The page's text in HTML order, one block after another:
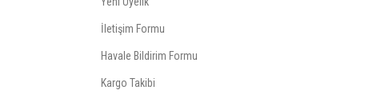
İletişim Formu
Havale Bildirim Formu
Kargo Takibi